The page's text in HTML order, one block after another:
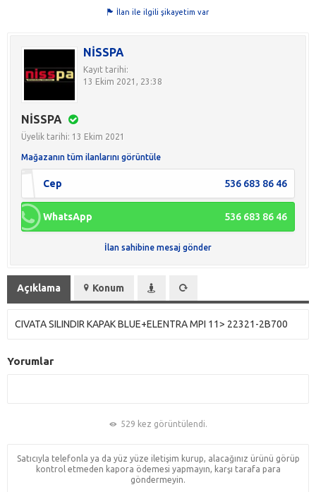
İlan ile ilgili şikayetim var
NİSSPA
Kayıt tarihi:
13 Ekim 2021, 23:38
NİSSPA
Üyelik tarihi: 13 Ekim 2021
Mağazanın tüm ilanlarını görüntüle
Cep 536 683 86 46
WhatsApp 536 683 86 46
İlan sahibine mesaj gönder
Açıklama Konum
CIVATA SILINDIR KAPAK BLUE+ELENTRA MPI 11> 22321-2B700
Yorumlar
529 kez görüntülendi.
Satıcıyla telefonla ya da yüz yüze iletişim kurup, alacağınız ürünü görüp
kontrol etmeden kapora ödemesi yapmayın, karşı tarafa para
göndermeyin.